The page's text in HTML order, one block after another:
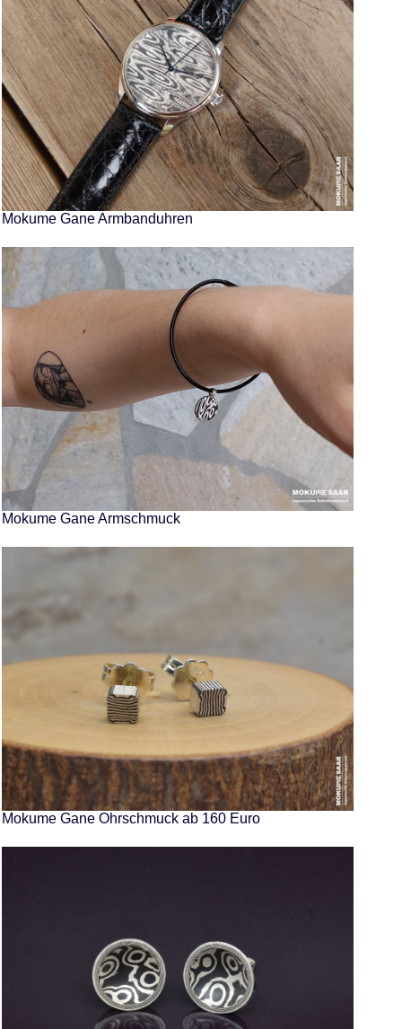
Mokume Gane Armbanduhren
Mokume Gane Armschmuck
Mokume Gane Ohrschmuck ab 160 Euro